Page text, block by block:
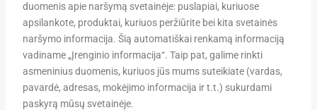
duomenis apie naršymą svetainėje: puslapiai, kuriuose
apsilankote, produktai, kuriuos peržiūrite bei kita svetainės
naršymo informacija. Šią automatiškai renkamą informaciją
vadiname „Įrenginio informacija“. Taip pat, galime rinkti
asmeninius duomenis, kuriuos jūs mums suteikiate (vardas,
pavardė, adresas, mokėjimo informacija ir t.t.) sukurdami
paskyrą mūsų svetainėje.